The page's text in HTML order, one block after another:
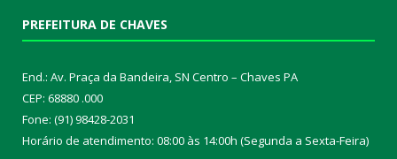
PREFEITURA DE CHAVES
End.: Av. Praça da Bandeira, SN Centro – Chaves PA
CEP: 68880 .000
Fone: (91) 98428-2031
Horário de atendimento: 08:00 às 14:00h (Segunda a Sexta-Feira)